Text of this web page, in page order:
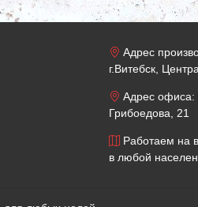
Адрес
г.Витебск,
Адрес офиса:
Грибоедова, 21
Работаем на
в любой